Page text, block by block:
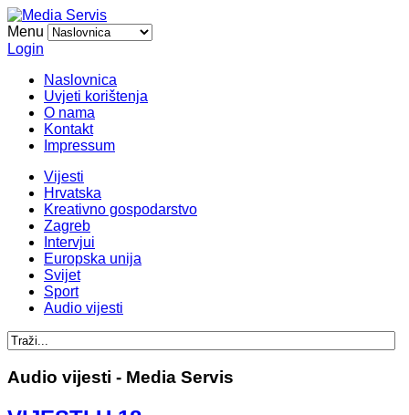
Menu
Login
Naslovnica
Uvjeti korištenja
O nama
Kontakt
Impressum
Vijesti
Hrvatska
Kreativno gospodarstvo
Zagreb
Intervjui
Europska unija
Svijet
Sport
Audio vijesti
Audio vijesti - Media Servis